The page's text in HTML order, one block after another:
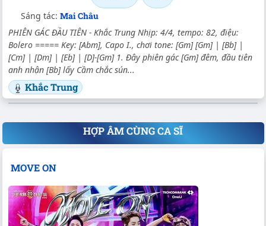
Sáng tác: Mai Châu
PHIÊN GÁC ĐẦU TIÊN - Khắc Trung Nhịp: 4/4, tempo: 82, điệu:
Bolero ===== Key: [Abm], Capo I., chơi tone: [Gm] [Gm] | [Bb] |
[Cm] | [Dm] | [Eb] | [D]-[Gm] 1. Đây phiên gác [Gm] đêm, đầu tiên
anh nhận [Bb] lấy Cầm chắc sún...
Khắc Trung
HỢP ÂM CÙNG CA SĨ
MOVE ON